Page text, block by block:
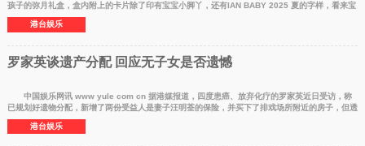
孩子的弥月礼盒，盒内附上的卡片除了印有宝宝小脚丫，还有IAN BABY 2025 夏的字样，看来宝
宝已经出生一
港台娱乐
罗家英谈遗产分配 回应无子女是否遗憾
中国娱乐网讯 www yule com cn 据港媒报道，四度患癌、放弃化疗的罗家英近日受访，称
已规划好遗物分配，新增了两份受益人是妻子汪明荃的保险，并买下了排戏场所附近的房子，但透
露汪明荃听到
港台娱乐